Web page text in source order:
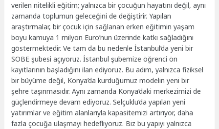
verilen nitelikli eğitim; yalnızca bir çocuğun hayatını değil, aynı
zamanda toplumun geleceğini de değiştirir. Yapılan
araştırmalar, bir çocuk için sağlanan erken eğitimin yaşam
boyu kamuya 1 milyon Euro’nun üzerinde katkı sağladığını
göstermektedir. Ve tam da bu nedenle İstanbul’da yeni bir
SOBE şubesi açıyoruz. İstanbul şubemize öğrenci ön
kayıtlarının başladığını ilan ediyoruz. Bu adım, yalnızca fiziksel
bir büyüme değil, Konya’da kurduğumuz modelin yeni bir
şehre taşınmasıdır. Aynı zamanda Konya’daki merkezimizi de
güçlendirmeye devam ediyoruz. Selçuklu’da yapılan yeni
yatırımlar ve eğitim alanlarıyla kapasitemizi artırıyor, daha
fazla çocuğa ulaşmayı hedefliyoruz. Biz bu yapıyı yalnızca